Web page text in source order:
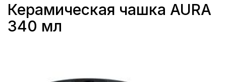
Керамическая чашка AURA
340 мл